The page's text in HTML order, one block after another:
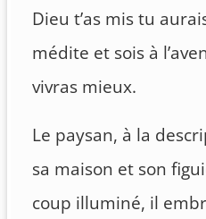
Dieu t’as mis tu
médite et sois à
vivras mieux.
Le paysan, à la
sa maison et son
coup illuminé, il